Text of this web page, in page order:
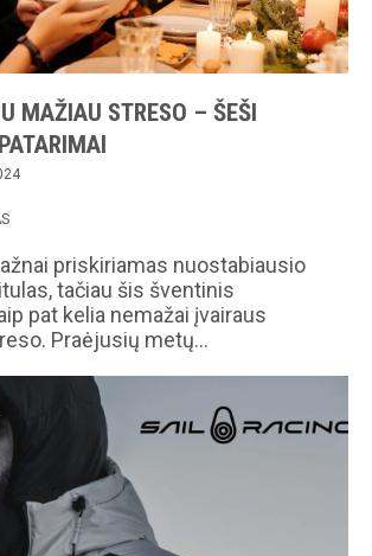
MAŽIAU STRESO – ŠEŠI
priskiriamas nuostabiausio
tačiau šis šventinis
pat kelia nemažai įvairaus
Praėjusių metų…